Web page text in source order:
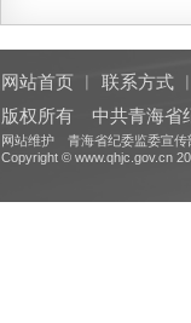
网站首页 联系方式
版权所有 中共青海省
网站维护 青海省纪委监委宣
Copyright © www.qhjc.gov.cn